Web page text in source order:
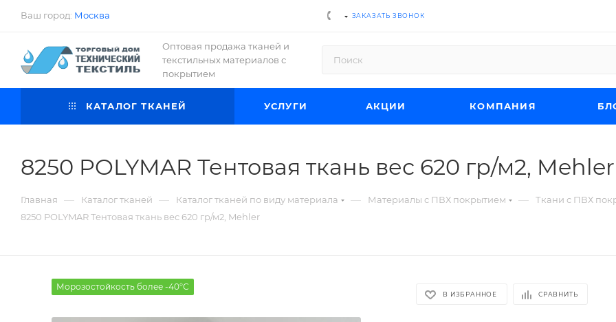
Ваш город: Москва ЗАКАЗАТЬ ЗВОНОК
Оптовая продажа тканей и
текстильных материалов с
покрытием
КАТАЛОГ ТКАНЕЙ УСЛУГИ АКЦИИ КОМПАНИЯ
8250 POLYMAR Тентовая ткань вес 620 гр/м2, Mehler
Главная — Каталог тканей — Каталог тканей по виду материала — Материалы с ПВХ покрытием —
Ткани с ПВХ
8250 POLYMAR Тентовая ткань вес 620 гр/м2, Mehler
Морозостойкость более -40°С
В ИЗБРАННОЕ СРАВНИТЬ